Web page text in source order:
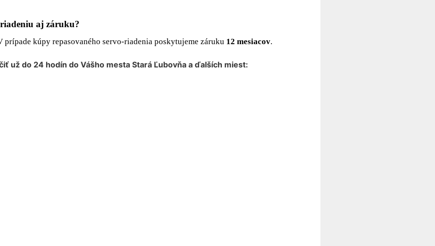
aj záruku?
prípade kúpy repasovaného servo-riadenia poskytujeme záruku 12 mesiacov.
už do 24 hodín do Vášho mesta Stará Ľubovňa a ďalších miest: